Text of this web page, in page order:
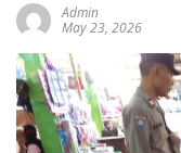
Admin
May 23, 2026